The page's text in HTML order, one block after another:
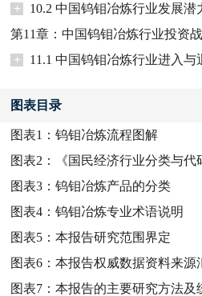
+
10.2 中国钨钼冶炼行业发展潜
第11章：中国钨钼冶炼行业投资
+
11.1 中国钨钼冶炼行业进入与
图表目录
图表1：钨钼冶炼流程图解
图表2：
《国民经济行业分类与
图表3：钨钼冶炼产品的分类
图表4：钨钼冶炼专业术语说明
图表5：本报告研究范围界定
图表6：本报告权威数据资料来源
图表7：本报告的主要研究方法及